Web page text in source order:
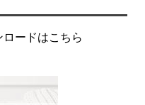
ロードはこちら